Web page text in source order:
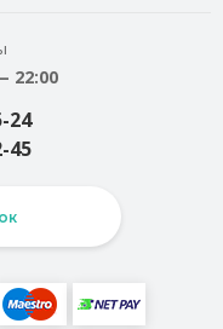
22:00
24
45